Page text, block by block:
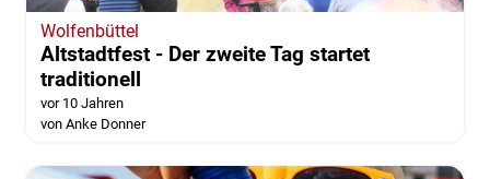
Wolfenbüttel
Altstadtfest - Der zweite Tag startet
traditionell
vor 10 Jahren
von Anke Donner